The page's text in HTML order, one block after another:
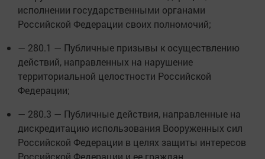
исполнении государственными органами
Российской Федерации своих полномочий;
— 280.1 — Публичные призывы к осуществлению
действий, направленных на нарушение
территориальной целостности Российской
Федерации;
— 280.3 — Публичные действия, направленные на
дискредитацию использования Вооруженных сил
Российской Федерации в целях защиты интересов
Российской Федерации и ее граждан,